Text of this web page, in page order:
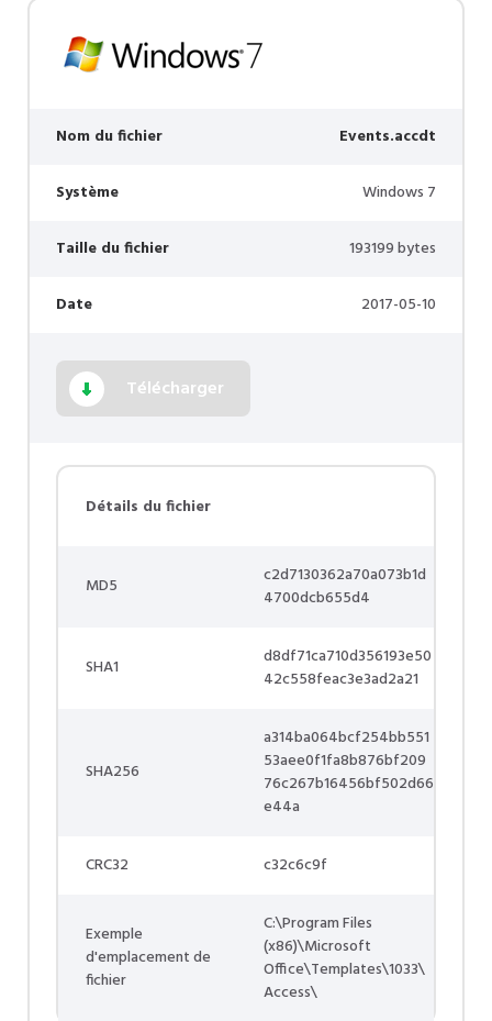
Nom du fichier Events.accdt
Système Windows 7
Taille du fichier 193199 bytes
Date 2017-05-10
Télécharger
Détails du fichier
MD5
c2d7130362a70a073b1d
4700dcb655d4
SHA1
d8df71ca710d356193e50
42c558feac3e3ad2a21
SHA256
a314ba064bcf254bb551
53aee0f1fa8b876bf209
76c267b16456bf502d66
e44a
CRC32 c32c6c9f
Exemple
d'emplacement de
fichier
C:\Program Files
(x86)\Microsoft
Office\Templates\1033\
Access\